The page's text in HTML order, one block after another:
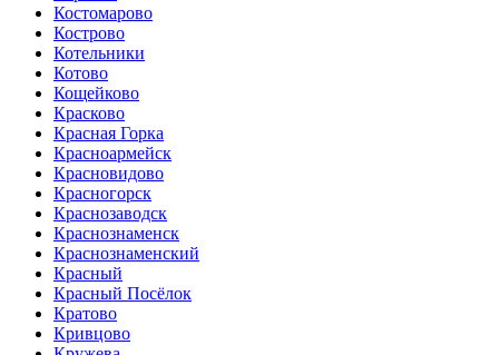
Костомарово
Кострово
Котельники
Котово
Кощейково
Красково
Красная Горка
Красноармейск
Красновидово
Красногорск
Краснозаводск
Краснознаменск
Краснознаменский
Красный
Красный Посёлок
Кратово
Кривцово